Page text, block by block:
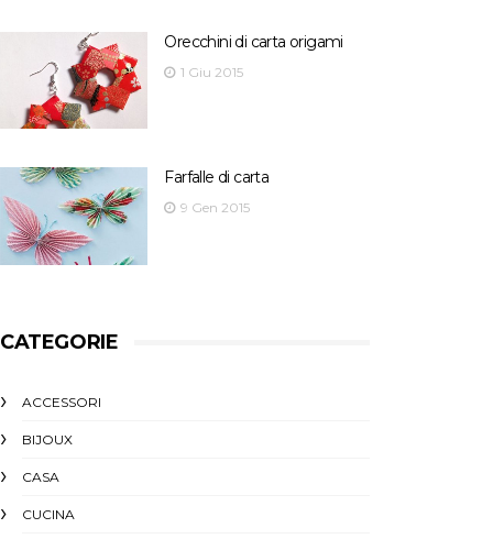
Orecchini di carta origami
1 Giu 2015
Farfalle di carta
9 Gen 2015
CATEGORIE
ACCESSORI
BIJOUX
CASA
CUCINA